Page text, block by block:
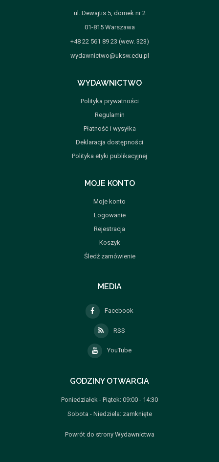
ul. Dewajtis 5, domek nr 2
01-815 Warszawa
+48 22 561 89 23 (wew. 323)
wydawnictwo@uksw.edu.pl
WYDAWNICTWO
Polityka prywatności
Regulamin
Płatność i wysyłka
Deklaracja dostępności
Polityka etyki publikacyjnej
MOJE KONTO
Moje konto
Logowanie
Rejestracja
Koszyk
Śledź zamówienie
MEDIA
Facebook
RSS
YouTube
GODZINY OTWARCIA
Poniedziałek - Piątek: 09:00 - 14:30
Sobota - Niedziela: zamknięte
Powrót do strony Wydawnictwa